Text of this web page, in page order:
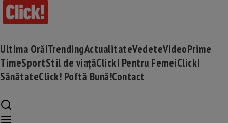
Ultima Oră!TrendingActualitateVedeteVideoPrime
TimeSportStil de viațăClick! Pentru FemeiClick!
SănătateClick! Poftă Bună!Contact